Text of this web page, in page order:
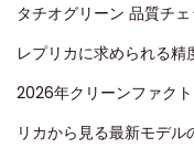
タチオグリーン 品質チ
レプリカに求められる精
2026年クリーンファク
リカから見る最新モデル